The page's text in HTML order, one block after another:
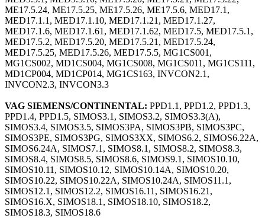
ME17.5.24, ME17.5.25, ME17.5.26, ME17.5.6, MED17.1,
MED17.1.1, MED17.1.10, MED17.1.21, MED17.1.27,
MED17.1.6, MED17.1.61, MED17.1.62, MED17.5, MED17.5.1,
MED17.5.2, MED17.5.20, MED17.5.21, MED17.5.24,
MED17.5.25, MED17.5.26, MED17.5.5, MG1CS001,
MG1CS002, MD1CS004, MG1CS008, MG1CS011, MG1CS111,
MD1CP004, MD1CP014, MG1CS163, INVCON2.1,
INVCON2.3, INVCON3.3
VAG SIEMENS/CONTINENTAL: PPD1.1, PPD1.2, PPD1.3,
PPD1.4, PPD1.5, SIMOS3.1, SIMOS3.2, SIMOS3.3(A),
SIMOS3.4, SIMOS3.5, SIMOS3PA, SIMOS3PB, SIMOS3PC,
SIMOS3PE, SIMOS3PG, SIMOS3XX, SIMOS6.2, SIMOS6.22A,
SIMOS6.24A, SIMOS7.1, SIMOS8.1, SIMOS8.2, SIMOS8.3,
SIMOS8.4, SIMOS8.5, SIMOS8.6, SIMOS9.1, SIMOS10.10,
SIMOS10.11, SIMOS10.12, SIMOS10.14A, SIMOS10.20,
SIMOS10.22, SIMOS10.22A, SIMOS10.24A, SIMOS11.1,
SIMOS12.1, SIMOS12.2, SIMOS16.11, SIMOS16.21,
SIMOS16.X, SIMOS18.1, SIMOS18.10, SIMOS18.2,
SIMOS18.3, SIMOS18.6